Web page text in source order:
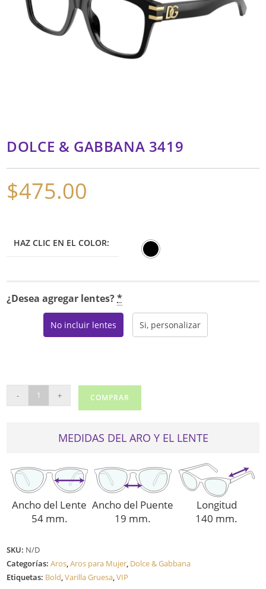
DOLCE & GABBANA 3419
$475.00
HAZ CLIC EN EL COLOR:
¿Desea agregar lentes?*
No incluir lentes Si, personalizar
&
- + COMPRAR
MEDIDAS DEL ARO Y EL LENTE
Ancho del Lente
54 mm.
Ancho del Puente
19 mm.
Longitud
140 mm.
SKU: N/D
Categorías:Aros,Aros para Mujer, Dolce & Gabbana
Etiquetas: Bold,Varilla Gruesa,VIP